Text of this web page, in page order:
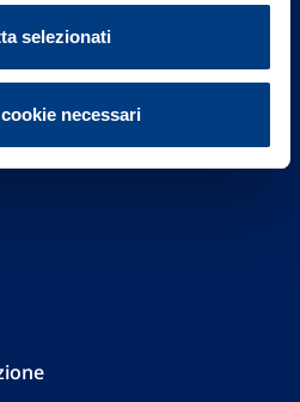
selezionati
necessari